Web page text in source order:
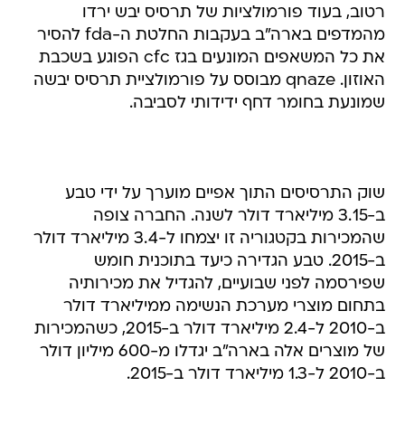
רטוב, בעוד פורמולציות של תרסיס יבש ירדו
מהמדפים בארה"ב בעקבות החלטת ה-fda להסיר
את כל המשאפים המונעים בגז cfc הפוגע בשכבת
האוזון. qnaze מבוסס על פורמולציית תרסיס יבשה
שמונעת בחומר דחף ידידותי לסביבה.
שוק התרסיסים התוך אפיים מוערך על ידי טבע
ב-3.15 מיליארד דולר לשנה. החברה צופה
שהמכירות בקטגוריה זו יצמחו ל-3.4 מיליארד דולר
ב-2015. טבע הגדירה כיעד בתוכנית חומש
שפירסמה לפני שבועיים, להגדיל את מכירותיה
בתחום מוצרי מערכת הנשימה ממיליארד דולר
ב-2010 ל-2.4 מיליארד דולר ב-2015, כשהמכירות
של מוצרים אלה בארה"ב יגדלו מ-600 מיליון דולר
ב-2010 ל-1.3 מיליארד דולר ב-2015.